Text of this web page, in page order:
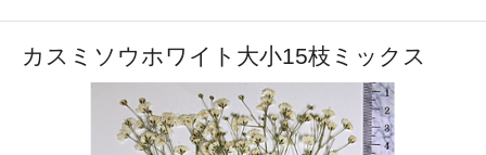
カスミソウホワイト大小15枝ミックス